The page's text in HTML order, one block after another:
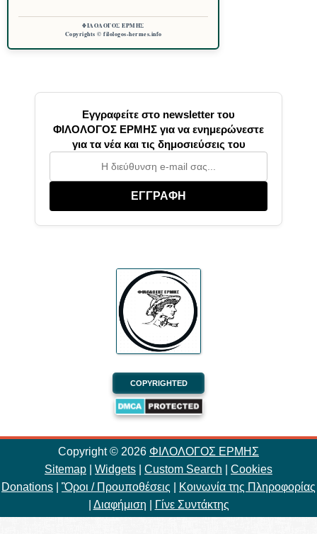
ΦΙΛΟΛΟΓΟΣ ΕΡΜΗΣ
Copyrights © filologos-hermes.info
Εγγραφείτε στο newsletter του
ΦΙΛΟΛΟΓΟΣ ΕΡΜΗΣ για να ενημερώνεστε
για τα νέα και τις δημοσιεύσεις του
ΕΓΓΡΑΦΗ
COPYRIGHTED
Copyright © 2026 ΦΙΛΟΛΟΓΟΣ ΕΡΜΗΣ
Sitemap
Widgets Custom Search
Cookies
Donations
Ὃροι / Προυποθέσεις
Κοινωνία της Πληροφορίας
Διαφήμιση Γίνε Συντάκτης